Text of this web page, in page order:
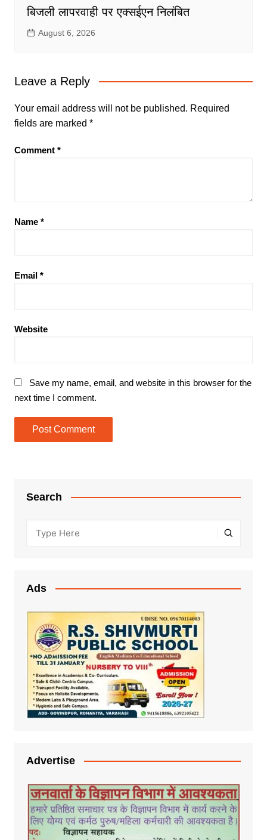
बिजली लापरवाही पर एक्सईएन निलंबित
August 6, 2026
Leave a Reply
Your email address will not be published. Required
fields are marked *
Comment *
Name *
Email *
Website
Save my name, email, and website in this browser for the
next time I comment.
Search
Ads
Advertise